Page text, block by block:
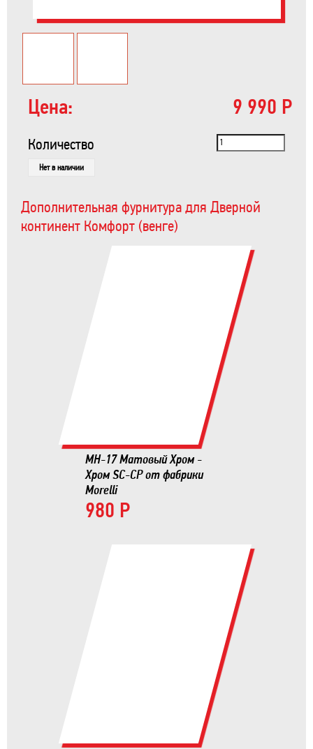
Цена: 9 990 Р
Количество
Нет в наличии
Дополнительная фурнитура для Дверной
континент Комфорт (венге)
MH-17 Матовый Хром -
Хром SC-CP от фабрики
Morelli
980 Р